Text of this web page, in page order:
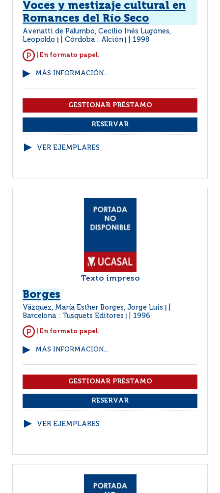
Voces y mestizaje cultural en
Romances del Río Seco
Avenatti de Palumbo, Cecilio Inés Lugones,
Leopoldo
Córdoba : Alción 1998
| En formato papel.
MÁS INFORMACIÓN...
VER EJEMPLARES
Texto impreso
Borges
Vázquez, María Esther Borges, Jorge Luis
Barcelona : Tusquets Editores 1996
| En formato papel.
MÁS INFORMACIÓN...
VER EJEMPLARES